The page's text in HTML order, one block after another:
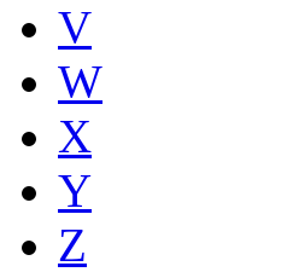
V
W
X
Y
Z